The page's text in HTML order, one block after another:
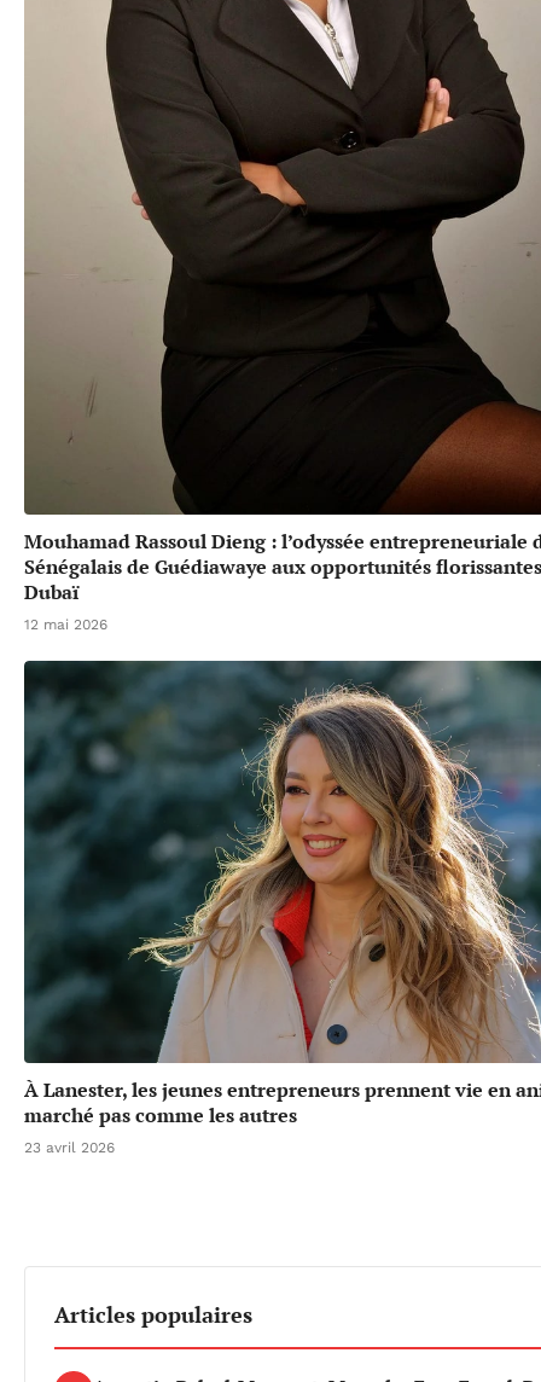
Mouhamad Rassoul Dieng : l’odyssée entrepreneuriale
Sénégalais de Guédiawaye aux opportunités
Dubaï
12 mai 2026
À Lanester, les jeunes entrepreneurs prennent vie en
marché pas comme les autres
23 avril 2026
Articles populaires